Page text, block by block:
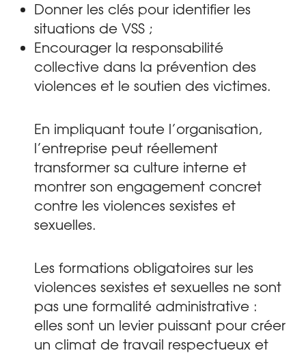
Donner les clés pour identifier les
situations de VSS ;
Encourager la responsabilité
collective dans la prévention des
violences et le soutien des victimes.
En impliquant toute l’organisation,
l’entreprise peut réellement
transformer sa culture interne et
montrer son engagement concret
contre les violences sexistes et
sexuelles.
Les formations obligatoires sur les
violences sexistes et sexuelles ne sont
pas une formalité administrative :
elles sont un levier puissant pour créer
un climat de travail respectueux et